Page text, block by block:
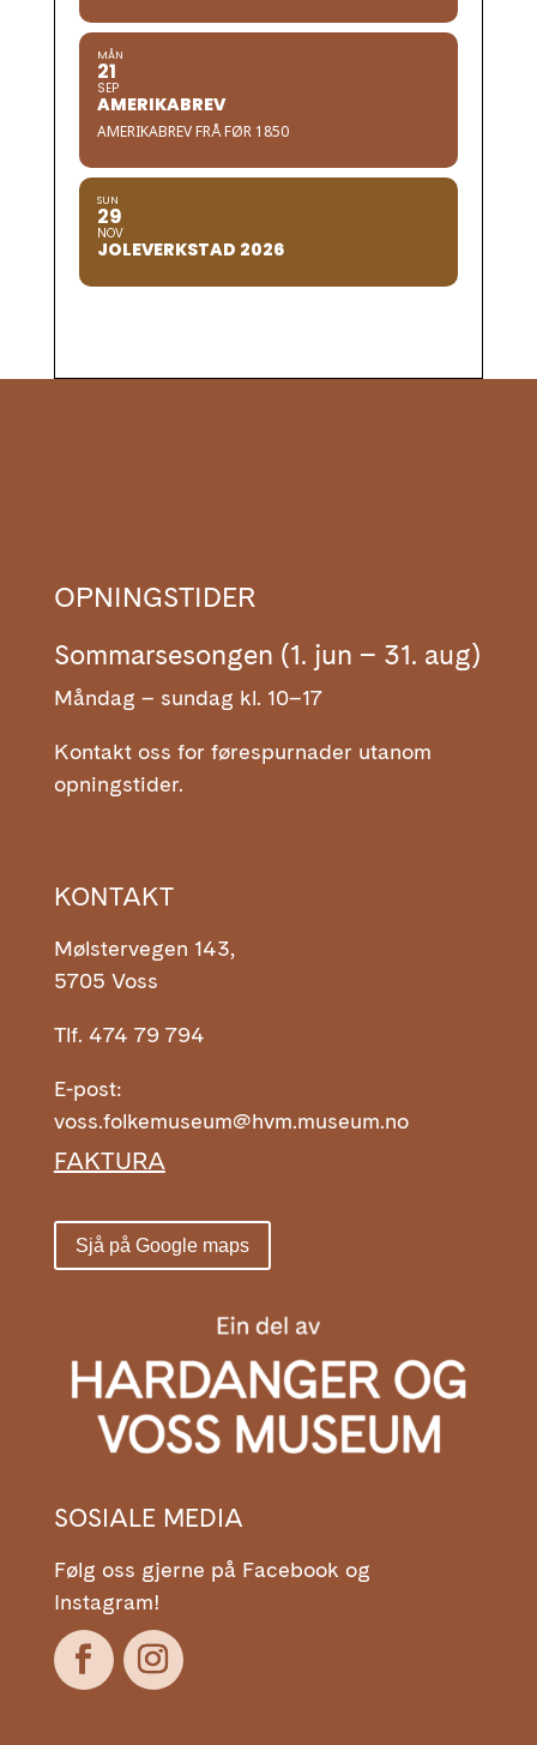
MÅN
21
SEP
AMERIKABREV
AMERIKABREV FRÅ FØR 1850
SUN
29
NOV
JOLEVERKSTAD 2026
OPNINGSTIDER
Sommarsesongen (1. jun – 31. aug)
Måndag – sundag kl. 10–17
Kontakt oss for førespurnader utanom
opningstider.
KONTAKT
Mølstervegen 143,
5705 Voss
Tlf. 474 79 794
E-post:
voss.folkemuseum@hvm.museum.no
FAKTURA
Sjå på Google maps
SOSIALE MEDIA
Følg oss gjerne på Facebook og
Instagram!